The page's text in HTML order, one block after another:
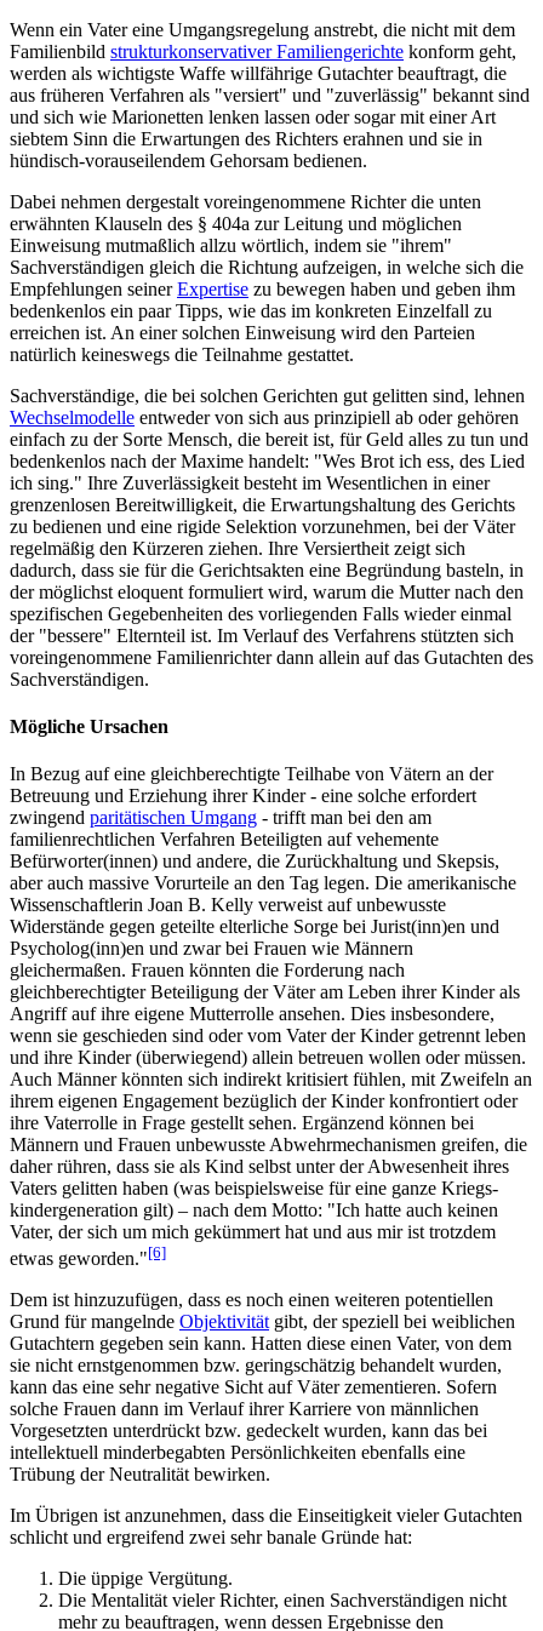
Wenn ein Vater eine Umgangsregelung anstrebt, die nicht mit dem
Familienbild struktur­konservativer Familiengerichte konform geht,
werden als wichtigste Waffe willfährige Gutachter beauftragt, die
aus früheren Verfahren als "versiert" und "zuverlässig" bekannt sind
und sich wie Marionetten lenken lassen oder sogar mit einer Art
siebtem Sinn die Erwartungen des Richters erahnen und sie in
hündisch-vorauseilendem Gehorsam bedienen.
Dabei nehmen dergestalt voreingenommene Richter die unten
erwähnten Klauseln des § 404a zur Leitung und möglichen
Einweisung mutmaßlich allzu wörtlich, indem sie "ihrem"
Sachverständigen gleich die Richtung aufzeigen, in welche sich die
Empfehlungen seinerExpertise zu bewegen haben und geben ihm
bedenkenlos ein paar Tipps, wie das im konkreten Einzelfall zu
erreichen ist. An einer solchen Einweisung wird den Parteien
natürlich keineswegs die Teilnahme gestattet.
Sachverständige, die bei solchen Gerichten gut gelitten sind, lehnen
Wechselmodelle entweder von sich aus prinzipiell ab oder gehören
einfach zu der Sorte Mensch, die bereit ist, für Geld alles zu tun und
bedenkenlos nach der Maxime handelt: "Wes Brot ich ess, des Lied
ich sing." Ihre Zuverlässigkeit besteht im Wesentlichen in einer
grenzenlosen Bereitwilligkeit, die Erwartungshaltung des Gerichts
zu bedienen und eine rigide Selektion vorzunehmen, bei der Väter
regelmäßig den Kürzeren ziehen. Ihre Versiertheit zeigt sich
dadurch, dass sie für die Gerichtsakten eine Begründung basteln, in
der möglichst eloquent formuliert wird, warum die Mutter nach den
spezifischen Gegebenheiten des vorliegenden Falls wieder einmal
der "bessere" Elternteil ist. Im Verlauf des Verfahrens stützten sich
voreingenommene Familienrichter dann allein auf das Gutachten des
Sachverständigen.
Mögliche Ursachen
In Bezug auf eine gleichberechtigte Teilhabe von Vätern an der
Betreuung und Erziehung ihrer Kinder - eine solche erfordert
zwingend paritätischen Umgang - trifft man bei den am
familienrechtlichen Verfahren Beteiligten auf vehemente
Befürworter(innen) und andere, die Zurückhaltung und Skepsis,
aber auch massive Vorurteile an den Tag legen. Die amerikanische
Wissenschaftlerin Joan B. Kelly verweist auf unbewusste
Widerstände gegen geteilte elterliche Sorge bei Jurist(inn)en und
Psycholog(inn)en und zwar bei Frauen wie Männern
gleichermaßen. Frauen könnten die Forderung nach
gleichberechtigter Beteiligung der Väter am Leben ihrer Kinder als
Angriff auf ihre eigene Mutterrolle ansehen. Dies insbesondere,
wenn sie geschieden sind oder vom Vater der Kinder getrennt leben
und ihre Kinder (überwiegend) allein betreuen wollen oder müssen.
Auch Männer könnten sich indirekt kritisiert fühlen, mit Zweifeln an
ihrem eigenen Engagement bezüglich der Kinder konfrontiert oder
ihre Vaterrolle in Frage gestellt sehen. Ergänzend können bei
Männern und Frauen unbewusste Abwehrmechanismen greifen, die
daher rühren, dass sie als Kind selbst unter der Abwesenheit ihres
Vaters gelitten haben (was beispielsweise für eine ganze Kriegs­
kinder­generation gilt) – nach dem Motto: "Ich hatte auch keinen
Vater, der sich um mich gekümmert hat und aus mir ist trotzdem
etwas geworden."[6]
Dem ist hinzuzufügen, dass es noch einen weiteren potentiellen
Grund für mangelnde Objektivitätgibt, der speziell bei weiblichen
Gutachtern gegeben sein kann. Hatten diese einen Vater, von dem
sie nicht ernstgenommen bzw. geringschätzig behandelt wurden,
kann das eine sehr negative Sicht auf Väter zementieren. Sofern
solche Frauen dann im Verlauf ihrer Karriere von männlichen
Vorgesetzten unterdrückt bzw. gedeckelt wurden, kann das bei
intellektuell minder­begabten Persönlichkeiten ebenfalls eine
Trübung der Neutralität bewirken.
Im Übrigen ist anzunehmen, dass die Einseitigkeit vieler Gutachten
schlicht und ergreifend zwei sehr banale Gründe hat:
Die üppige Vergütung.
Die Mentalität vieler Richter, einen Sachverständigen nicht
mehr zu beauftragen, wenn dessen Ergebnisse den